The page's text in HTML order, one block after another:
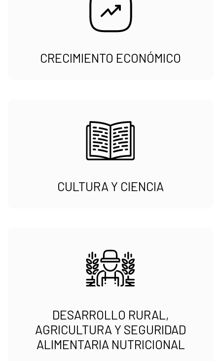
CRECIMIENTO ECONÓMICO
CULTURA Y CIENCIA
DESARROLLO RURAL,
AGRICULTURA Y SEGURIDAD
ALIMENTARIA NUTRICIONAL